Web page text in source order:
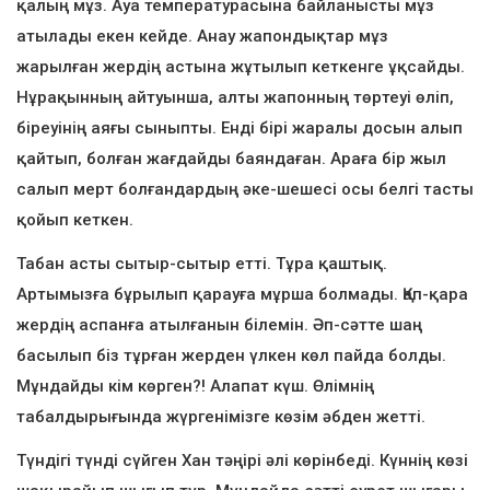
қалың мұз. Ауа температурасына байланысты мұз
атылады екен кейде. Анау жапондықтар мұз
жарылған жердің астына жұтылып кеткенге ұқсайды.
Нұрақынның айтуынша, алты жапонның төртеуі өліп,
біреуінің аяғы сыныпты. Енді бірі жаралы досын алып
қайтып, болған жағдайды баяндаған. Араға бір жыл
салып мерт болғандардың әке-шешесі осы белгі тасты
қойып кеткен.
Табан асты сытыр-сытыр етті. Тұра қаштық.
Артымызға бұрылып қарауға мұрша болмады. Қап-қара
жердің аспанға атылғанын білемін. Әп-сәтте шаң
басылып біз тұрған жерден үлкен көл пайда болды.
Мұндайды кім көрген?! Алапат күш. Өлімнің
табалдырығында жүргенімізге көзім әбден жетті.
Түндігі түнді сүйген Хан тәңірі әлі көрінбеді. Күннің көзі